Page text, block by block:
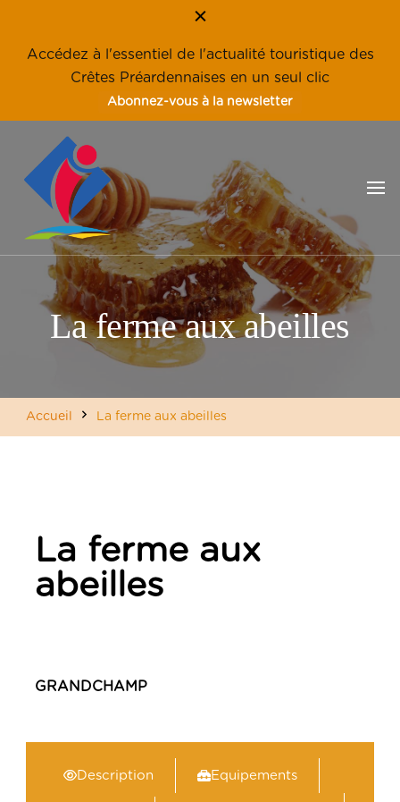
Accédez à l'essentiel de l'actualité touristique des
Crêtes Préardennaises en un seul clic
Abonnez-vous à la newsletter
Tourisme en Crêtes
Préardennaises – Ardennes
Les Crêtes Préardennaises, une destination familiale, nature et
éco-tourisme
La ferme aux abeilles
Accueil La ferme aux abeilles
La ferme aux
abeilles
GRANDCHAMP
Description Equipements